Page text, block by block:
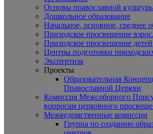
Основы православной
Дошкольное образование
Начальное, основное, среднее
Приходское просвещение
Приходское просвещение детей
Центры подготовки
Экспертиза
Проекты
Образовательная
Православной Церкви
Комиссия Межсоборного
вопросам церковного
Межведомственные комиссии
Группа по созданию